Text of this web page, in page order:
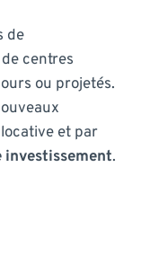
de
centres
ou projetés.
et par
investissement.